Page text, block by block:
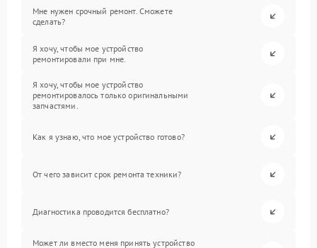
Мне нужен срочный ремонт. Сможете
сделать?
Я хочу, чтобы мое устройство
ремонтировали при мне.
Я хочу, чтобы мое устройство
ремонтировалось только оригинальными
запчастями.
Как я узнаю, что мое устройство готово?
От чего зависит срок ремонта техники?
Диагностика проводится бесплатно?
Может ли вместо меня принять устройство